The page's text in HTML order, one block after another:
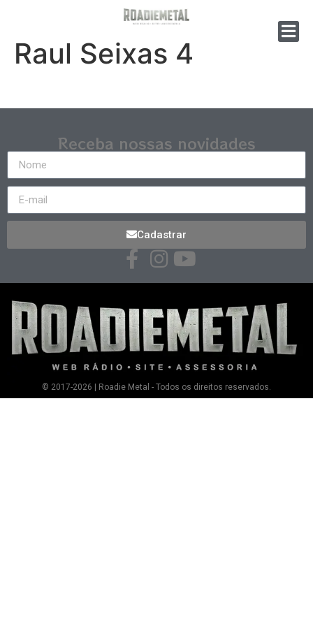
Raul Seixas 4
Receba nossas novidades
Cadastrar
© 2017-2026 | Roadie Metal - Todos os direitos reservados.